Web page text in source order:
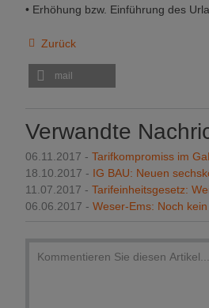
• Erhöhung bzw. Einführung des
Zurück
mail
Verwandte
06.11.2017 - Tarifkompromiss im
18.10.2017 - IG BAU: Neuen
11.07.2017 - Tarifeinheitsgesetz:
06.06.2017 - Weser-Ems: Noch